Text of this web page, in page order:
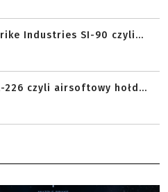
Industries SI-90 czyli...
226 czyli airsoftowy hołd...